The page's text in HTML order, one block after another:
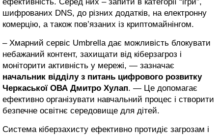
ефективність. Серед них – запити в категорії “ігри”,
шифрованих DNS, до різних додатків, на електронну
комерцію, а також пов’язаних із криптомайнінгом.
– Хмарний сервіс Umbrella дає можливість блокувати
небажаний контент, захищати від кіберзагроз і
моніторити активність у мережі, — зазначає
начальник відділу з питань цифрового розвитку
Черкаської ОВА Дмитро Хулап. — Це допомагає
ефективно організувати навчальний процес і створити
безпечне освітнє середовище для дітей.
Система кіберзахисту ефективно протидіє загрозам і